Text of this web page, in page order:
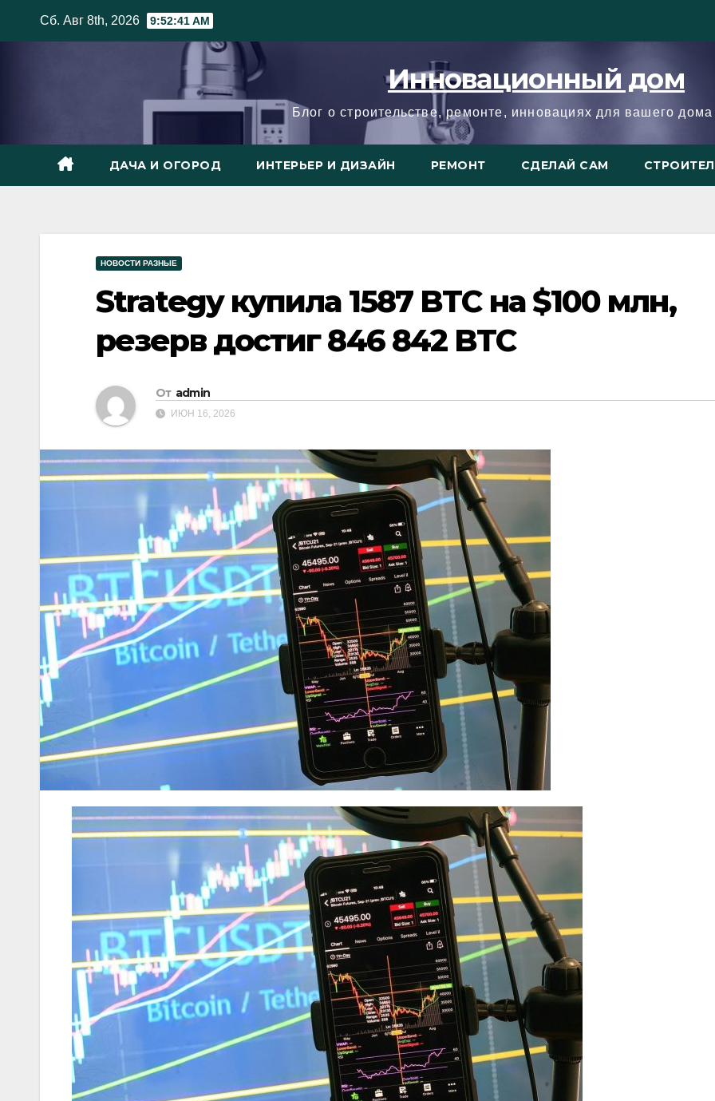
Сб. Авг 8th, 2026 9:52:42 AM
Инновационный дом
Блог о строительстве, ремонте, инновациях для вашего дома
ДАЧА И ОГОРОД ИНТЕРЬЕР И ДИЗАЙН РЕМОНТ СДЕЛАЙ САМ
НОВОСТИ РАЗНЫЕ
Strategy купила 1587 BTC на $100 млн,
резерв достиг 846 842 BTC
От admin
ИЮН 16, 2026